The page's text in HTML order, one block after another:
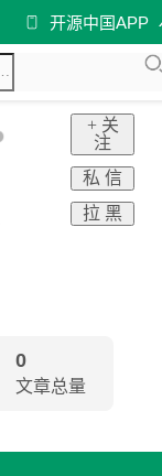
开源中国APP
+ 关
注
私 信
拉 黑
0
文章总量